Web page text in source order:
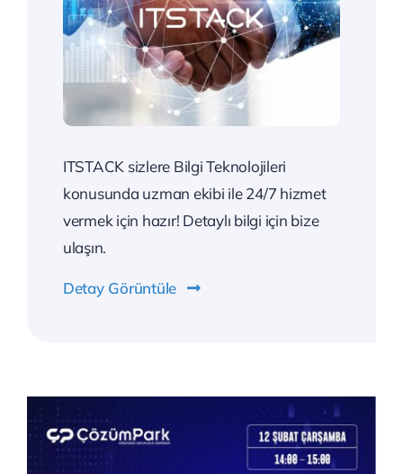
ITSTACK sizlere Bilgi Teknolojileri
konusunda uzman ekibi ile 24/7 hizmet
vermek için hazır! Detaylı bilgi için bize
ulaşın.
Detay Görüntüle